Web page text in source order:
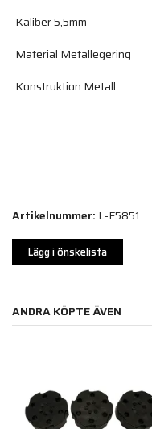
Kaliber 5,5mm
Material Metallegering
Konstruktion Metall
Artikelnummer: L-F5851
Lägg i önskelista
ANDRA KÖPTE ÄVEN